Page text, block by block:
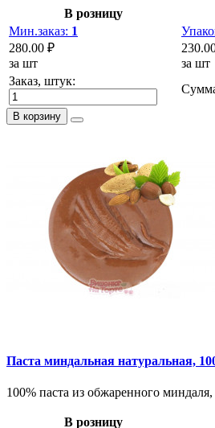
В розницу
Мин.заказ: 1
280.00 ₽
за шт
за шт
Заказ, штук:
В корзину
Паста миндальная натуральная,
100% паста из обжаренного
В розницу